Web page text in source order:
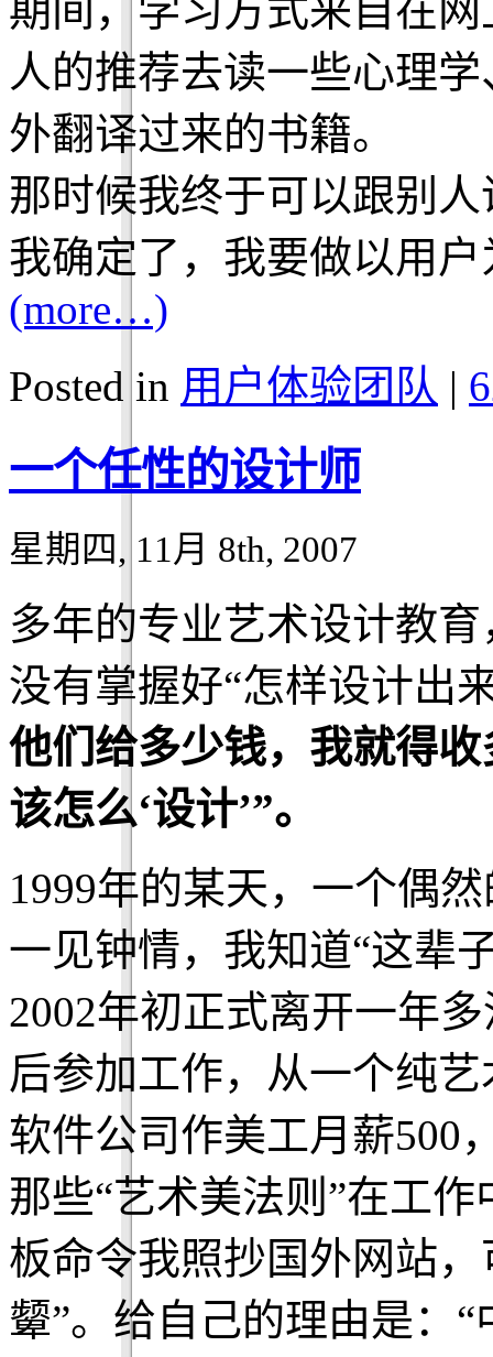
期间，学习方式来自在
人的推荐去读一些心理
外翻译过来的书籍。
那时候我终于可以跟别人
我确定了，我要做以用
(more…)
Posted in 用户体验团队 |
一个任性的设计师
星期四, 11月 8th, 2007
多年的专业艺术设计教
没有掌握好“怎样设计出
他们给多少钱，我就得
该怎么‘设计’”。
1999年的某天，一个偶
一见钟情，我知道“这辈
2002年初正式离开一年
后参加工作，从一个纯
软件公司作美工月薪500
那些“艺术美法则”在工
板命令我照抄国外网站
颦”。给自己的理由是：